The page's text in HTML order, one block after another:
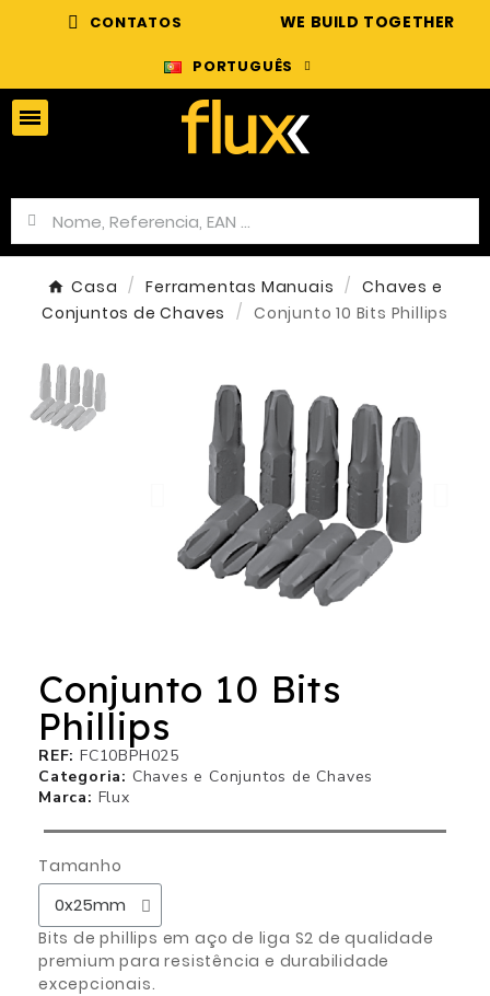
CONTATOS WE BUILD TOGETHER
PORTUGUÊS
Casa Ferramentas Manuais
Chaves e
Conjuntos de Chaves
Conjunto 10 Bits Phillips
Conjunto 10 Bits
Phillips
REF FC10BPH025
Categoria
Chaves e Conjuntos de Chaves
Marca
Flux
Tamanho
Bits de phillips em aço de liga S2 de qualidade
premium para resistência e durabilidade
excepcionais.